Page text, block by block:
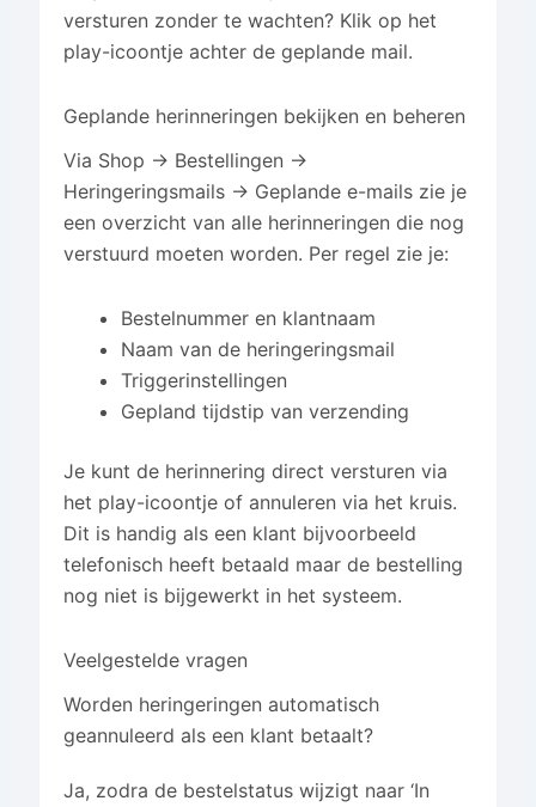
versturen zonder te wachten? Klik op het
play-icoontje achter de geplande mail.
Geplande herinneringen bekijken en beheren
Via Shop → Bestellingen →
Heringeringsmails → Geplande e-mails zie je
een overzicht van alle herinneringen die nog
verstuurd moeten worden. Per regel zie je:
Bestelnummer en klantnaam
Naam van de heringeringsmail
Triggerinstellingen
Gepland tijdstip van verzending
Je kunt de herinnering direct versturen via
het play-icoontje of annuleren via het kruis.
Dit is handig als een klant bijvoorbeeld
telefonisch heeft betaald maar de bestelling
nog niet is bijgewerkt in het systeem.
Veelgestelde vragen
Worden heringeringen automatisch
geannuleerd als een klant betaalt?
Ja, zodra de bestelstatus wijzigt naar ‘In